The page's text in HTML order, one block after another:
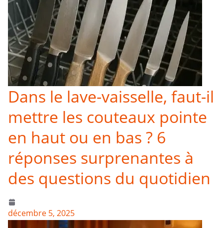
Dans le lave-vaisselle, faut-il
mettre les couteaux pointe
en haut ou en bas ? 6
réponses surprenantes à
des questions du quotidien
décembre 5, 2025